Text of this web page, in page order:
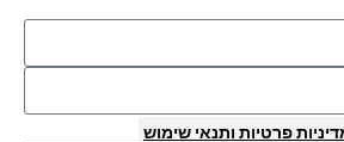
פרטיות ותנאי שימוש